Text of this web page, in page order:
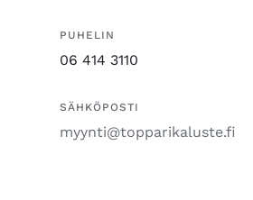
PUHELIN
06 414 3110
SÄHKÖPOSTI
myynti@topparikaluste.fi